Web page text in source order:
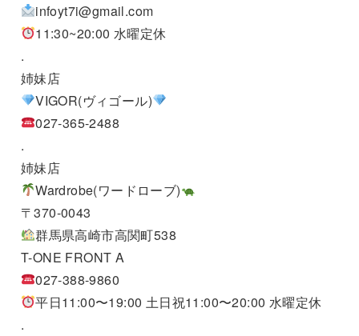
infoyt7i@gmail.com
11:30~20:00 水曜定休
.
姉妹店
VIGOR(ヴィゴール)
027-365-2488
.
姉妹店
Wardrobe(ワードローブ)
〒370-0043
群馬県高崎市高関町538
T-ONE FRONT A
027-388-9860
平日11:00〜19:00 土日祝11:00〜20:00 水曜定休
.